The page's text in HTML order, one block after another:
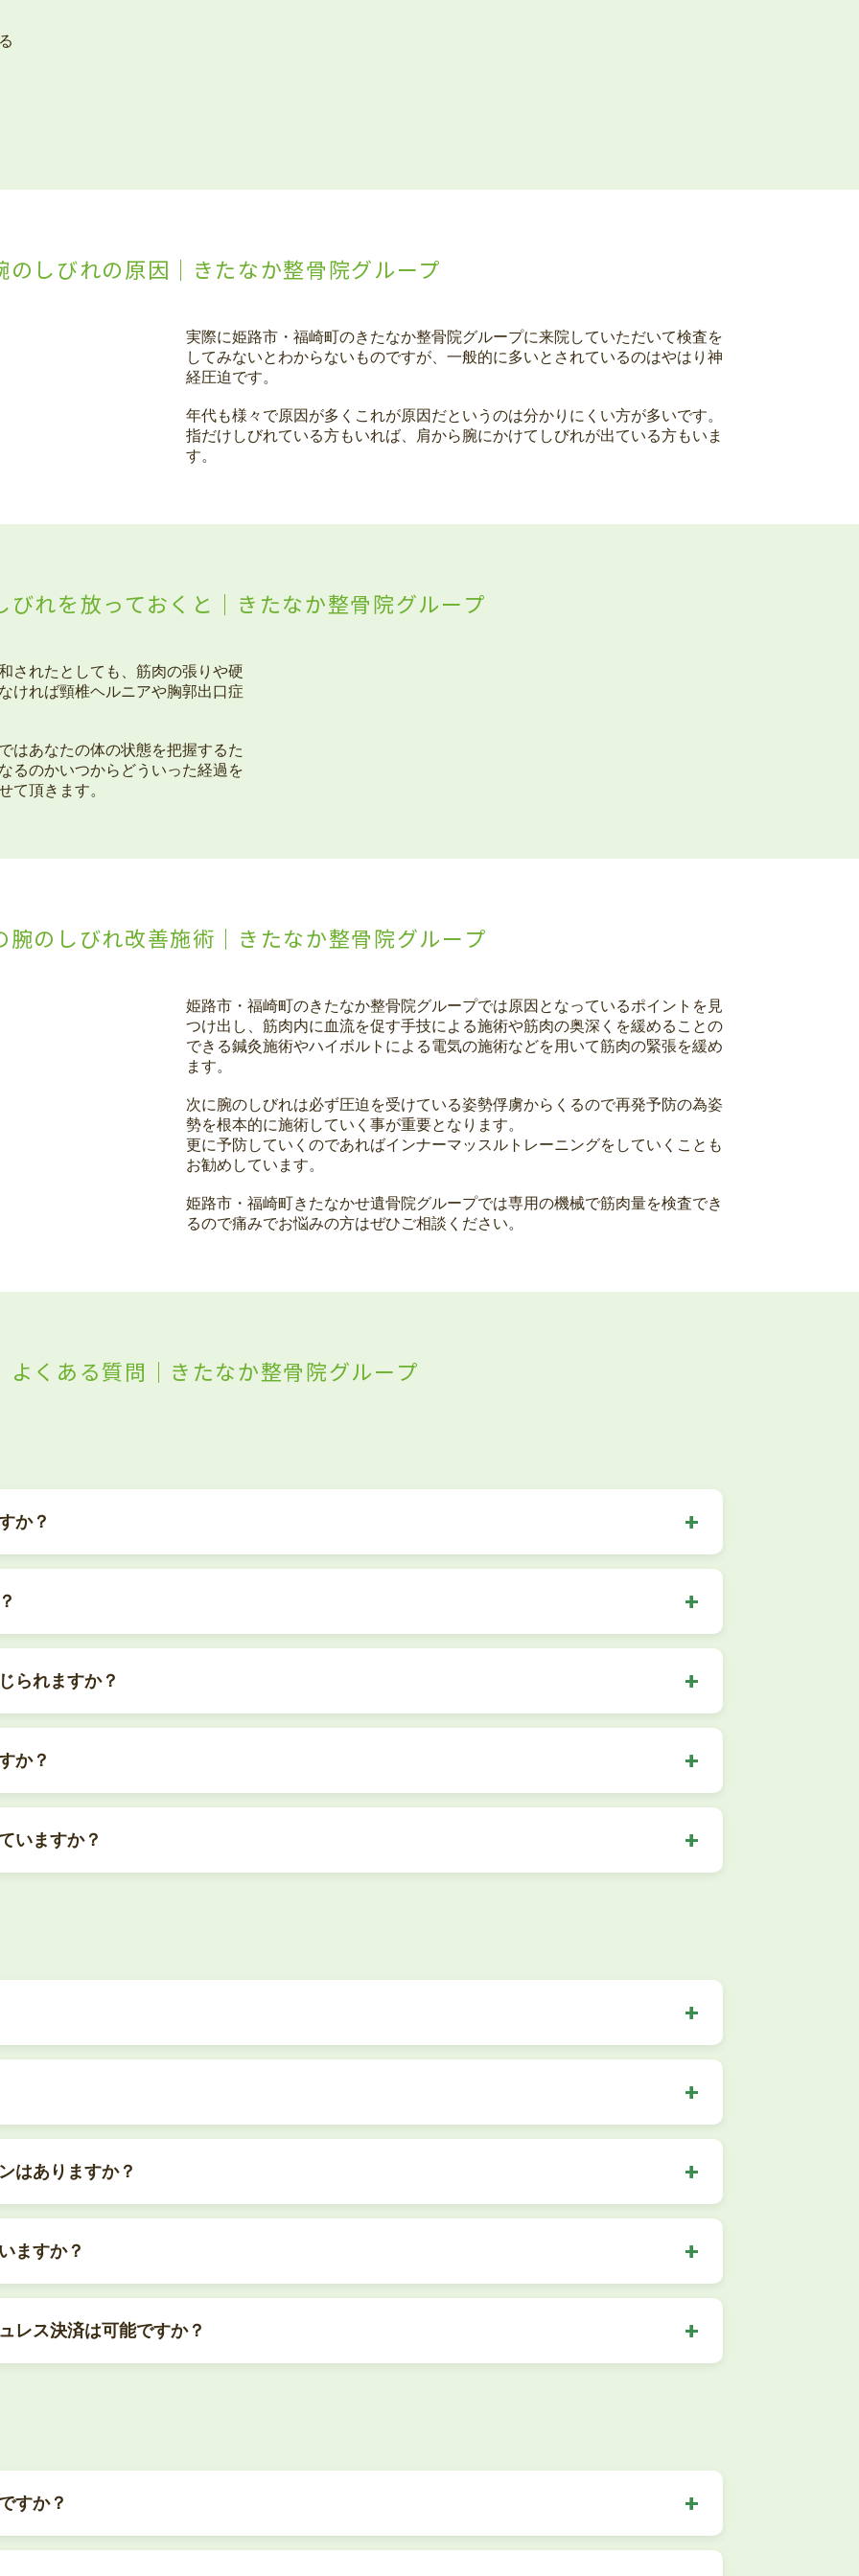
のしびれの原因｜きたなか整骨院グループ
実際に姫路市・福崎町のきたなか整骨院グループに来院していただいて検査を
してみないとわからないものですが、一般的に多いとされているのはやはり神
経圧迫です。
年代も様々で原因が多くこれが原因だというのは分かりにくい方が多いです。
指だけしびれている方もいれば、肩から腕にかけてしびれが出ている方もいま
す。
びれを放っておくと｜きたなか整骨院グループ
されたとしても、筋肉の張りや硬
ければ頸椎ヘルニアや胸郭出口症
はあなたの体の状態を把握するた
るのかいつからどういった経過を
て頂きます。
腕のしびれ改善施術｜きたなか整骨院グループ
姫路市・福崎町のきたなか整骨院グループでは原因となっているポイントを見
つけ出し、筋肉内に血流を促す手技による施術や筋肉の奥深くを緩めることの
できる鍼灸施術やハイボルトによる電気の施術などを用いて筋肉の緊張を緩め
ます。
次に腕のしびれは必ず圧迫を受けている姿勢俘虜からくるので再発予防の為姿
勢を根本的に施術していく事が重要となります。
更に予防していくのであればインナーマッスルトレーニングをしていくことも
お勧めしています。
姫路市・福崎町きたなかせ遺骨院グループでは専用の機械で筋肉量を検査でき
るので痛みでお悩みの方はぜひご相談ください。
よくある質問｜きたなか整骨院グループ
か？
られますか？
か？
いますか？
はありますか？
ますか？
レス決済は可能ですか？
すか？